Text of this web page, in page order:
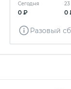
Сегодня
0 ₽
23
0
Разовый